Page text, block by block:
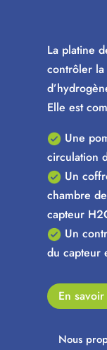
La platine
contrôler
Elle est
Une
circulation
Un
chambre
capteur
Un
du capteur
En
Nous